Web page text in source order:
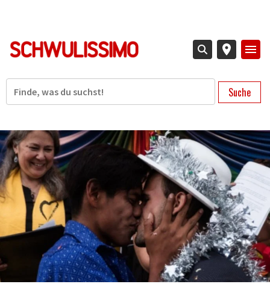
Suche